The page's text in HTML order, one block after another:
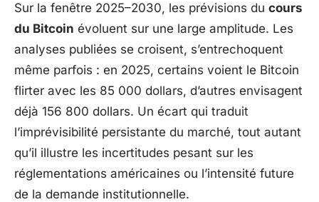
Sur la fenêtre 2025–2030, les prévisions du cours
du Bitcoin évoluent sur une large amplitude. Les
analyses publiées se croisent, s’entrechoquent
même parfois : en 2025, certains voient le Bitcoin
flirter avec les 85 000 dollars, d’autres envisagent
déjà 156 800 dollars. Un écart qui traduit
l’imprévisibilité persistante du marché, tout autant
qu’il illustre les incertitudes pesant sur les
réglementations américaines ou l’intensité future
de la demande institutionnelle.